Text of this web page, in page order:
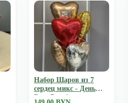
Набор Шаров из 7
сердец микс - День
Всех Влюбленных